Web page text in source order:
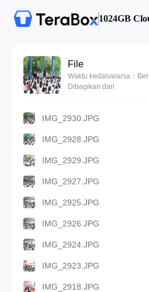
1024GB
File
Waktu kedaluwarsa：
Dibagikan dari
IMG_2930.JPG
IMG_2928.JPG
IMG_2929.JPG
IMG_2927.JPG
IMG_2925.JPG
IMG_2926.JPG
IMG_2924.JPG
IMG_2923.JPG
IMG_2918.JPG